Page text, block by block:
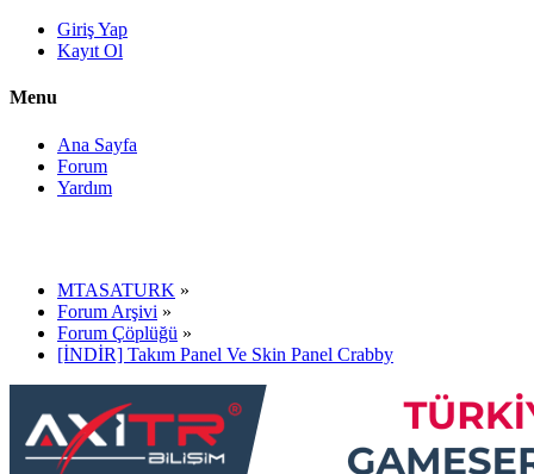
Giriş Yap
Kayıt Ol
Menu
Ana Sayfa
Forum
Yardım
MTASATURK »
Forum Arşivi »
Forum Çöplüğü »
[İNDİR] Takım Panel Ve Skin Panel Crabby